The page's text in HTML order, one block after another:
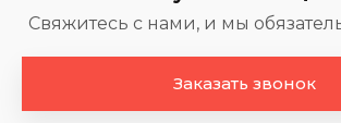
Свяжитесь с нами, и мы
Заказать звонок